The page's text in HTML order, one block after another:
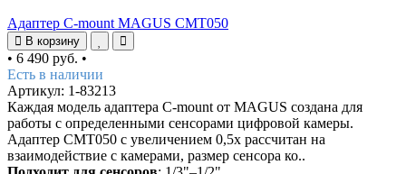
Адаптер C-mount MAGUS CMT050
В корзину
• 6 490 руб. •
Есть в наличии
Артикул: 1-83213
Каждая модель адаптера C-mount от MAGUS создана для
работы с определенными сенсорами цифровой камеры.
Адаптер CMT050 с увеличением 0,5х рассчитан на
взаимодействие с камерами, размер сенсора ко..